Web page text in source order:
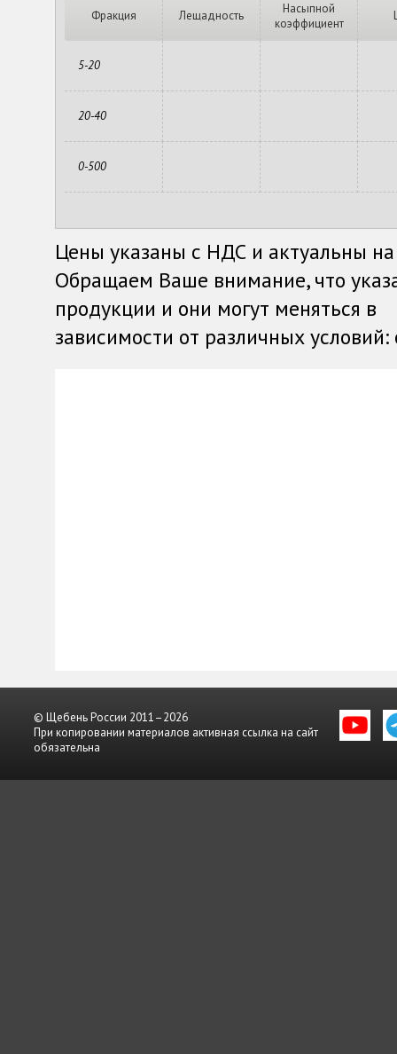
Фракция Лещадность
Насыпной
коэффициент
5-20
20-40
0-500
Цены указаны с НДС и актуальны
Обращаем Ваше внимание, что
продукции и они могут меняться в
зависимости от различных
© Щебень России 2011–2026
При копировании материалов активная ссылка на сайт
обязательна